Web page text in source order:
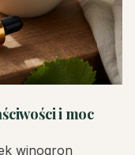
i moc
winogron